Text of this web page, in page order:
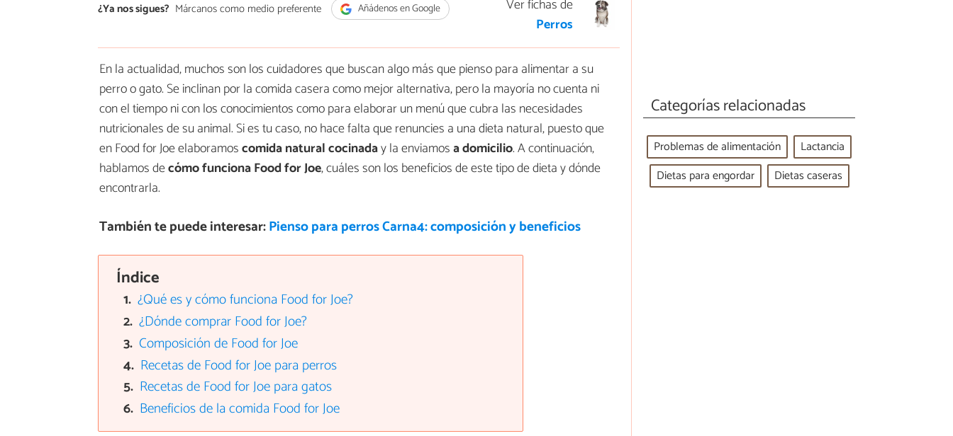
¿Ya nos sigues? Márcanos como medio preferente Añádenos en Google
Ver fichas de
Perros
En la actualidad, muchos son los cuidadores que buscan algo más que pienso para alimentar a su
perro o gato. Se inclinan por la comida casera como mejor alternativa, pero la mayoría no cuenta ni
con el tiempo ni con los conocimientos como para elaborar un menú que cubra las necesidades
nutricionales de su animal. Si es tu caso, no hace falta que renuncies a una dieta natural, puesto que
en Food for Joe elaboramoscomida natural cocinaday la enviamosa domicilio. A continuación,
hablamos decómo funciona Food for Joe, cuáles son los beneficios de este tipo de dieta y dónde
encontrarla.
También te puede interesar:Pienso para perros Carna4: composición y beneficios
Índice
¿Qué es y cómo funciona Food for Joe?
¿Dónde comprar Food for Joe?
Composición de Food for Joe
Recetas de Food for Joe para perros
Recetas de Food for Joe para gatos
Beneficios de la comida Food for Joe
Categorías relacionadas
Problemas de alimentación
Lactancia
Dietas para engordar
Dietas caseras